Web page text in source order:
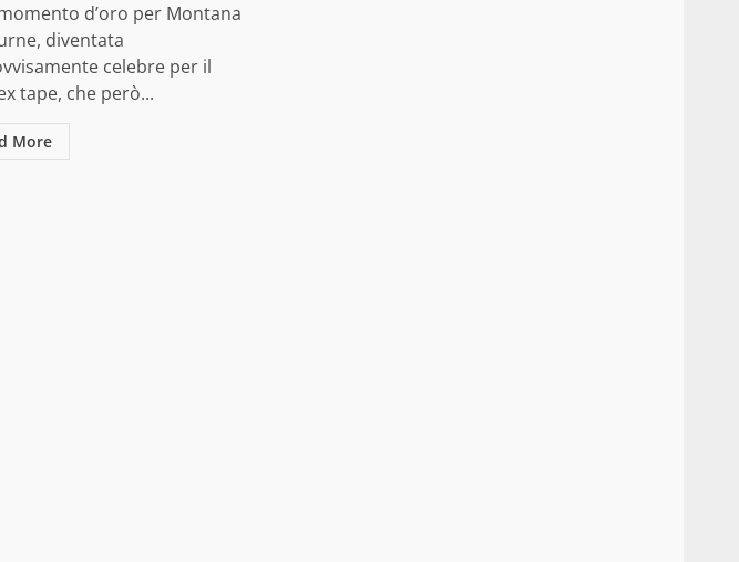
momento d’oro per Montana
diventata
celebre per il
tape, che però...
More